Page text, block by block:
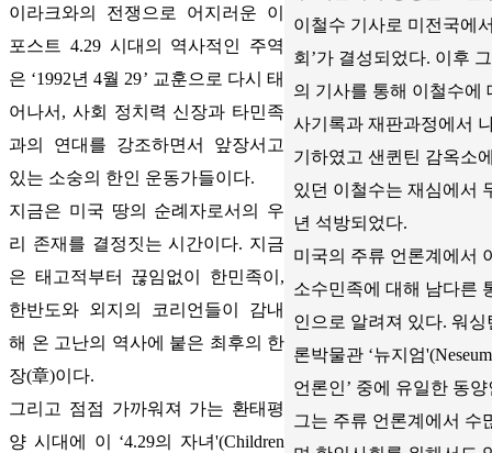
이철수 기사로 미전국에
회’가 결성되었다. 이후
의 기사를 통해 이철수에
사기록과 재판과정에서
기하였고 샌퀸틴 감옥소
있던 이철수는 재심에서
년 석방되었다.
미국의 주류 언론계에서
소수민족에 대해 남다른
인으로 알려져 있다. 워
론박물관 ‘뉴지엄
언론인’ 중에 유일한 동
그는 주류 언론계에서 수
이라크와의 전쟁으로 어지러운 이
포스트 4.29 시대의 역사적인 주역
은 ‘1992년 4월 29’ 교훈으로 다시 태
어나서, 사회 정치력 신장과 타민족
과의 연대를 강조하면서 앞장서고
있는 소숭의 한인 운동가들이다.
지금은 미국 땅의 순례자로서의 우
리 존재를 결정짓는 시간이다. 지금
은 태고적부터 끊임없이 한민족이,
한반도와 외지의 코리언들이 감내
해 온 고난의 역사에 붙은 최후의 한
장(章)이다.
그리고 점점 가까워져 가는 환태평
양 시대에 이 ‘4.29의 자녀'(Children